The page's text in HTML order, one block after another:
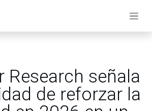
Research señala
de reforzar la